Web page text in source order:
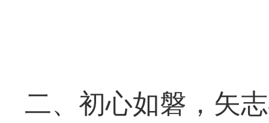
二、初心如磐，矢